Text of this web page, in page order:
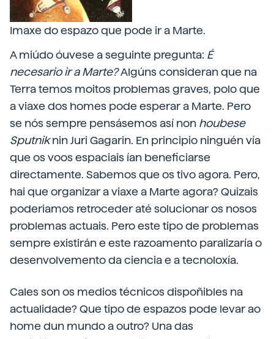
Imaxe do espazo que pode ir a Marte.
A miúdo óuvese a seguinte pregunta: É
necesario ir a Marte?Algúns consideran que na
Terra temos moitos problemas graves, polo que
a viaxe dos homes pode esperar a Marte. Pero
se nós sempre pensásemos así non houbese
Sputniknin Juri Gagarin. En principio ninguén vía
que os voos espaciais ían beneficiarse
directamente. Sabemos que os tivo agora. Pero,
hai que organizar a viaxe a Marte agora? Quizais
poderiamos retroceder até solucionar os nosos
problemas actuais. Pero este tipo de problemas
sempre existirán e este razoamento paralizaría o
desenvolvemento da ciencia e a tecnoloxía.
Cales son os medios técnicos dispoñibles na
actualidade? Que tipo de espazos pode levar ao
home dun mundo a outro? Una das